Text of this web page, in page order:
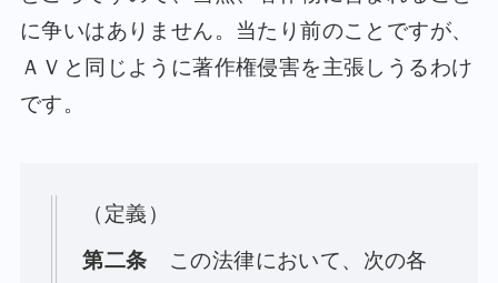
に争いはありません。当たり前のことですが、
ＡＶと同じように著作権侵害を主張しうるわけ
です。
（定義）
第二条 この法律において、次の各